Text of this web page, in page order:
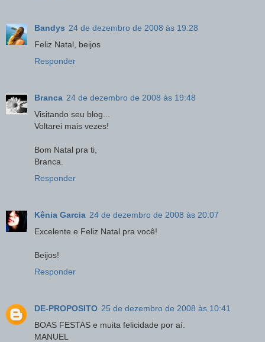
Bandys 24 de dezembro de 2008 às 19:28
Feliz Natal, beijos
Responder
Branca 24 de dezembro de 2008 às 19:48
Visitando seu blog...
Voltarei mais vezes!
Bom Natal pra ti,
Branca.
Responder
Kênia Garcia 24 de dezembro de 2008 às 20:07
Excelente e Feliz Natal pra você!
Beijos!
Responder
DE-PROPOSITO 25 de dezembro de 2008 às 10:41
BOAS FESTAS e muita felicidade por aí.
MANUEL